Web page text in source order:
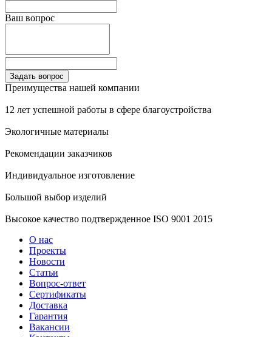
Ваш вопрос
Преимущества нашей компании
12 лет успешной работы в сфере благоустройства
Экологичные материалы
Рекомендации заказчиков
Индивидуальное изготовление
Большой выбор изделий
Высокое качество подтвержденное ISO 9001 2015
О нас
Проекты
Новости
Статьи
Вопрос-ответ
Сертификаты
Доставка
Гарантия
Вакансии